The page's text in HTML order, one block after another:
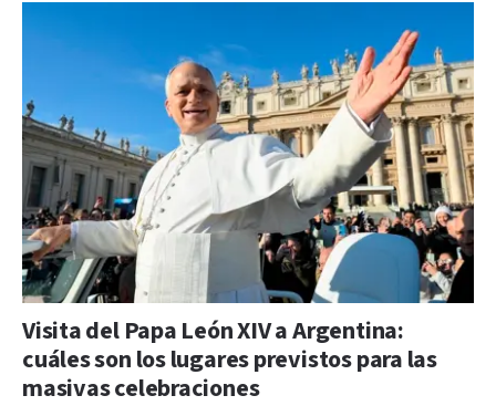
Visita del Papa León XIV a Argentina:
cuáles son los lugares previstos para las
masivas celebraciones